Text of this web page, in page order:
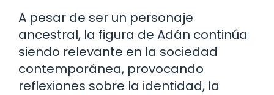
A pesar de ser un personaje
ancestral, la figura de Adán continúa
siendo relevante en la sociedad
contemporánea, provocando
reflexiones sobre la identidad, la